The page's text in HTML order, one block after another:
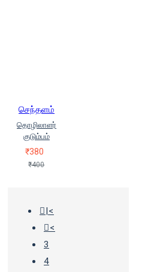
செந்தளம்
தொழிலாளர்
குடும்பம்
₹380
₹400
|<
<
3
4